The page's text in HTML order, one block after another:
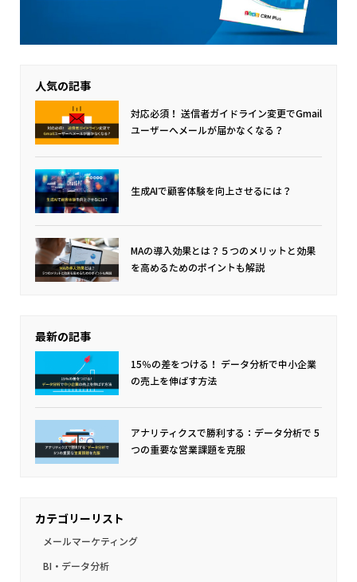
人気の記事
対応必須！ 送信者ガイドライン変更でGmail
ユーザーへメールが届かなくなる？
生成AIで顧客体験を向上させるには？
MAの導入効果とは？５つのメリットと効果
を高めるためのポイントも解説
最新の記事
15％の差をつける！ データ分析で中小企業
の売上を伸ばす方法
アナリティクスで勝利する：データ分析で 5
つの重要な営業課題を克服
カテゴリーリスト
メールマーケティング
BI・データ分析